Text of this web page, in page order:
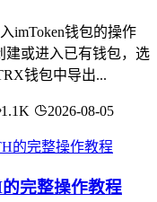
imToken钱包的操作
建或进入已有钱包，选
钱包中导出...
1.1K 2026-08-05
完整操作教程